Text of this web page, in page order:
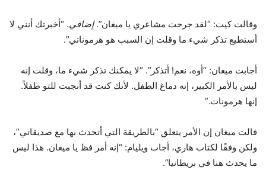
وقالت كيت: “لقد جرحت مشاعري يا ميغان”.إضافي. “أخبرتك أنني لا
أستطيع تذكر شيء ما وقلت إن السبب هو هرموناتي”.
أجابت ميغان: “أوه، نعم! أتذكر”. “لا يمكنك تذكر شيء ما، وقلت إنه
ليس بالأمر الكبير، إنه دماغ الطفل. لأنك كنت قد أنجبت للتو طفلاً.
إنها هرمونات.”
قالت ميغان إن الأمر يتعلق “بالطريقة التي أتحدث بها مع صديقاتي”،
ولكن وفقًا لكتاب هاري، أجاب ويليام: “إنه أمر فظ يا ميغان. هذا ليس
ما يحدث هنا في بريطانيا”.